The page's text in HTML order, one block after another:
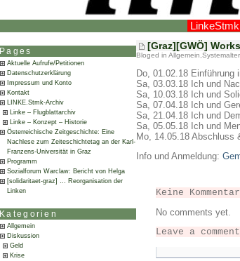
LinkeStmk
Pages
Aktuelle Aufrufe/Petitionen
Datenschutzerklärung
Impressum und Konto
Kontakt
LINKE.Stmk-Archiv
Linke – Flugblattarchiv
Linke – Konzept – Historie
Österreichische Zeitgeschichte: Eine
Nachlese zum Zeiteschichtetag an der Karl-
Franzens-Universität in Graz
Programm
Sozialforum Warclaw: Bericht von Helga
[solidaritaet-graz] … Reorganisation der
Linken
Kategorien
Allgemein
Diskussion
Geld
Krise
[Graz][GWÖ]
Bloged in Allgemein
Do, 01.02.18 Einführung
Sa, 03.03.18 Ich und
Sa, 10.03.18 Ich und
Sa, 07.04.18 Ich und
Sa, 21.04.18 Ich und
Sa, 05.05.18 Ich und
Mo, 14.05.18 Abschluss
Info und Anmeldung:
Keine
No comments yet.
Leave a comment